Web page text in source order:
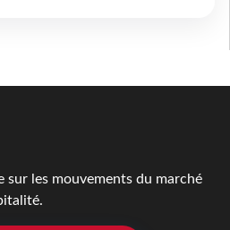
sur les mouvements du marché